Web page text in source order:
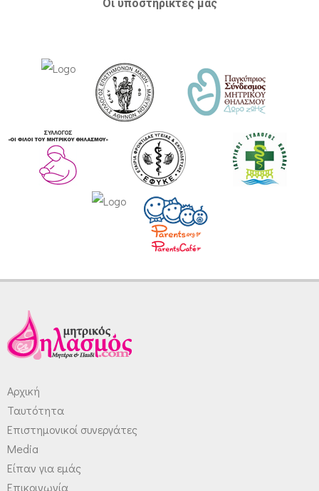
Οι υποστηρικτές μας
Αρχική
Ταυτότητα
Επιστημονικοί συνεργάτες
Media
Είπαν για εμάς
Επικοινωνία